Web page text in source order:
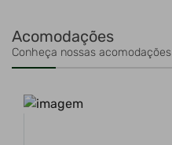
Acomodações
Conheça nossas acomodações